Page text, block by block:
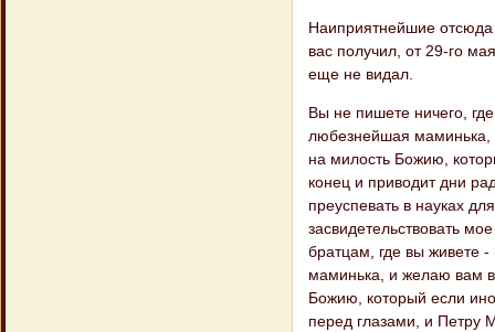
Наиприятнейшие отсюда
вас получил, от 29-го
еще не видал.
Вы не пишете ничего,
любезнейшая маминька,
на милость Божию,
конец и приводит дни
преуспевать в науках
засвидетельствовать
братцам, где вы живете
маминька, и желаю вам
Божию, который если
перед глазами, и Петру